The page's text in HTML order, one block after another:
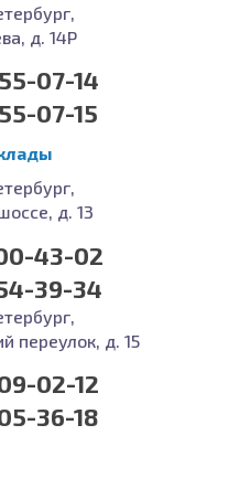
д. 14Р
07-14
07-15
д. 13
43-02
39-34
переулок, д. 15
02-12
36-18